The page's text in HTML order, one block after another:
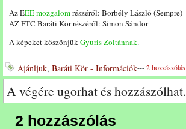
Az EEE mozgalomrészéről: Borbély László (Sempre)
AZ FTC Baráti Kör részéről: Simon Sándor
A képeket köszönjükGyuris Zoltánnak.
Ajánljuk, Baráti Kör - Információk---2 hozzászólás
A végére ugorhat és hozzászólhat.
2 hozzászólás